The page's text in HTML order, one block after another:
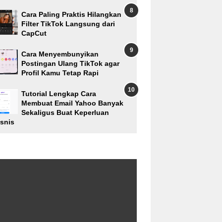
Cara Paling Praktis Hilangkan
Filter TikTok Langsung dari
CapCut
Cara Menyembunyikan
Postingan Ulang TikTok agar
Profil Kamu Tetap Rapi
Tutorial Lengkap Cara
Membuat Email Yahoo Banyak
Sekaligus Buat Keperluan